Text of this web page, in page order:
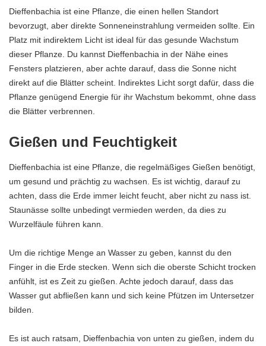
Dieffenbachia ist eine Pflanze, die einen hellen Standort
bevorzugt, aber direkte Sonneneinstrahlung vermeiden sollte. Ein
Platz mit indirektem Licht ist ideal für das gesunde Wachstum
dieser Pflanze. Du kannst Dieffenbachia in der Nähe eines
Fensters platzieren, aber achte darauf, dass die Sonne nicht
direkt auf die Blätter scheint. Indirektes Licht sorgt dafür, dass die
Pflanze genügend Energie für ihr Wachstum bekommt, ohne dass
die Blätter verbrennen.
Gießen und Feuchtigkeit
Dieffenbachia ist eine Pflanze, die regelmäßiges Gießen benötigt,
um gesund und prächtig zu wachsen. Es ist wichtig, darauf zu
achten, dass die Erde immer leicht feucht, aber nicht zu nass ist.
Staunässe sollte unbedingt vermieden werden, da dies zu
Wurzelfäule führen kann.
Um die richtige Menge an Wasser zu geben, kannst du den
Finger in die Erde stecken. Wenn sich die oberste Schicht trocken
anfühlt, ist es Zeit zu gießen. Achte jedoch darauf, dass das
Wasser gut abfließen kann und sich keine Pfützen im Untersetzer
bilden.
Es ist auch ratsam, Dieffenbachia von unten zu gießen, indem du